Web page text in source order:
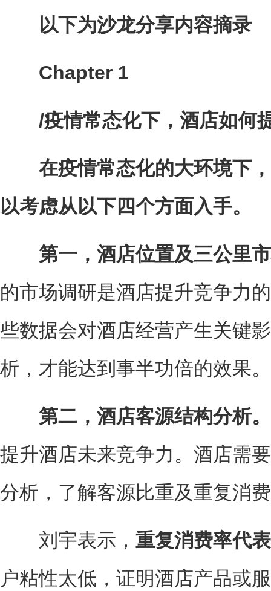
以下为沙龙分享内容摘录
Chapter 1
/疫情常态化下，酒店如何
在疫情常态化的大环境下，
以考虑从以下四个方面入手。
第一，酒店位置及三公里
的市场调研是酒店提升竞争力
些数据会对酒店经营产生关键
析，才能达到事半功倍的效果。
第二，酒店客源结构分析。
提升酒店未来竞争力。酒店需
分析，了解客源比重及重复消
刘宇表示， 重复消费率代
户粘性太低，证明酒店产品或